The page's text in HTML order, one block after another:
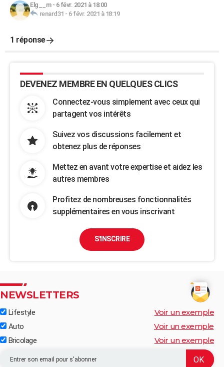
Elg__m- 6 févr. 2021 à 18:00
renard31 - 6 févr. 2021 à 18:19
1 réponse
DEVENEZ MEMBRE EN QUELQUES CLICS
Connectez-vous simplement avec ceux qui
partagent vos intérêts
Suivez vos discussions facilement et
obtenez plus de réponses
Mettez en avant votre expertise et aidez les
autres membres
Profitez de nombreuses fonctionnalités
supplémentaires en vous inscrivant
S'INSCRIRE
NEWSLETTERS
Lifestyle Voir un exemple
Auto Voir un exemple
Bricolage Voir un exemple